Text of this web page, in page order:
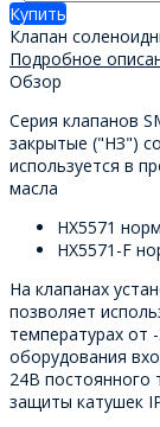
Купить
Клапан
Подробное
Обзор
Серия клапанов
закрытые ("НЗ")
используется в
масла
HX5571
HX5571-F
На клапанах
позволяет
температурах от
оборудования
24В постоянного
защиты катушек